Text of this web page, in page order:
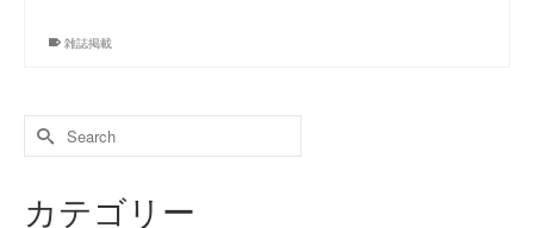
雑誌掲載
カテゴリー